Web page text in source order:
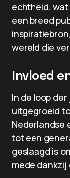
echtheid,
een breed
wereld die
Invloed
In de loop
uitgegroeid
Nederlandse
tot een
geslaagd is
mede dankzij